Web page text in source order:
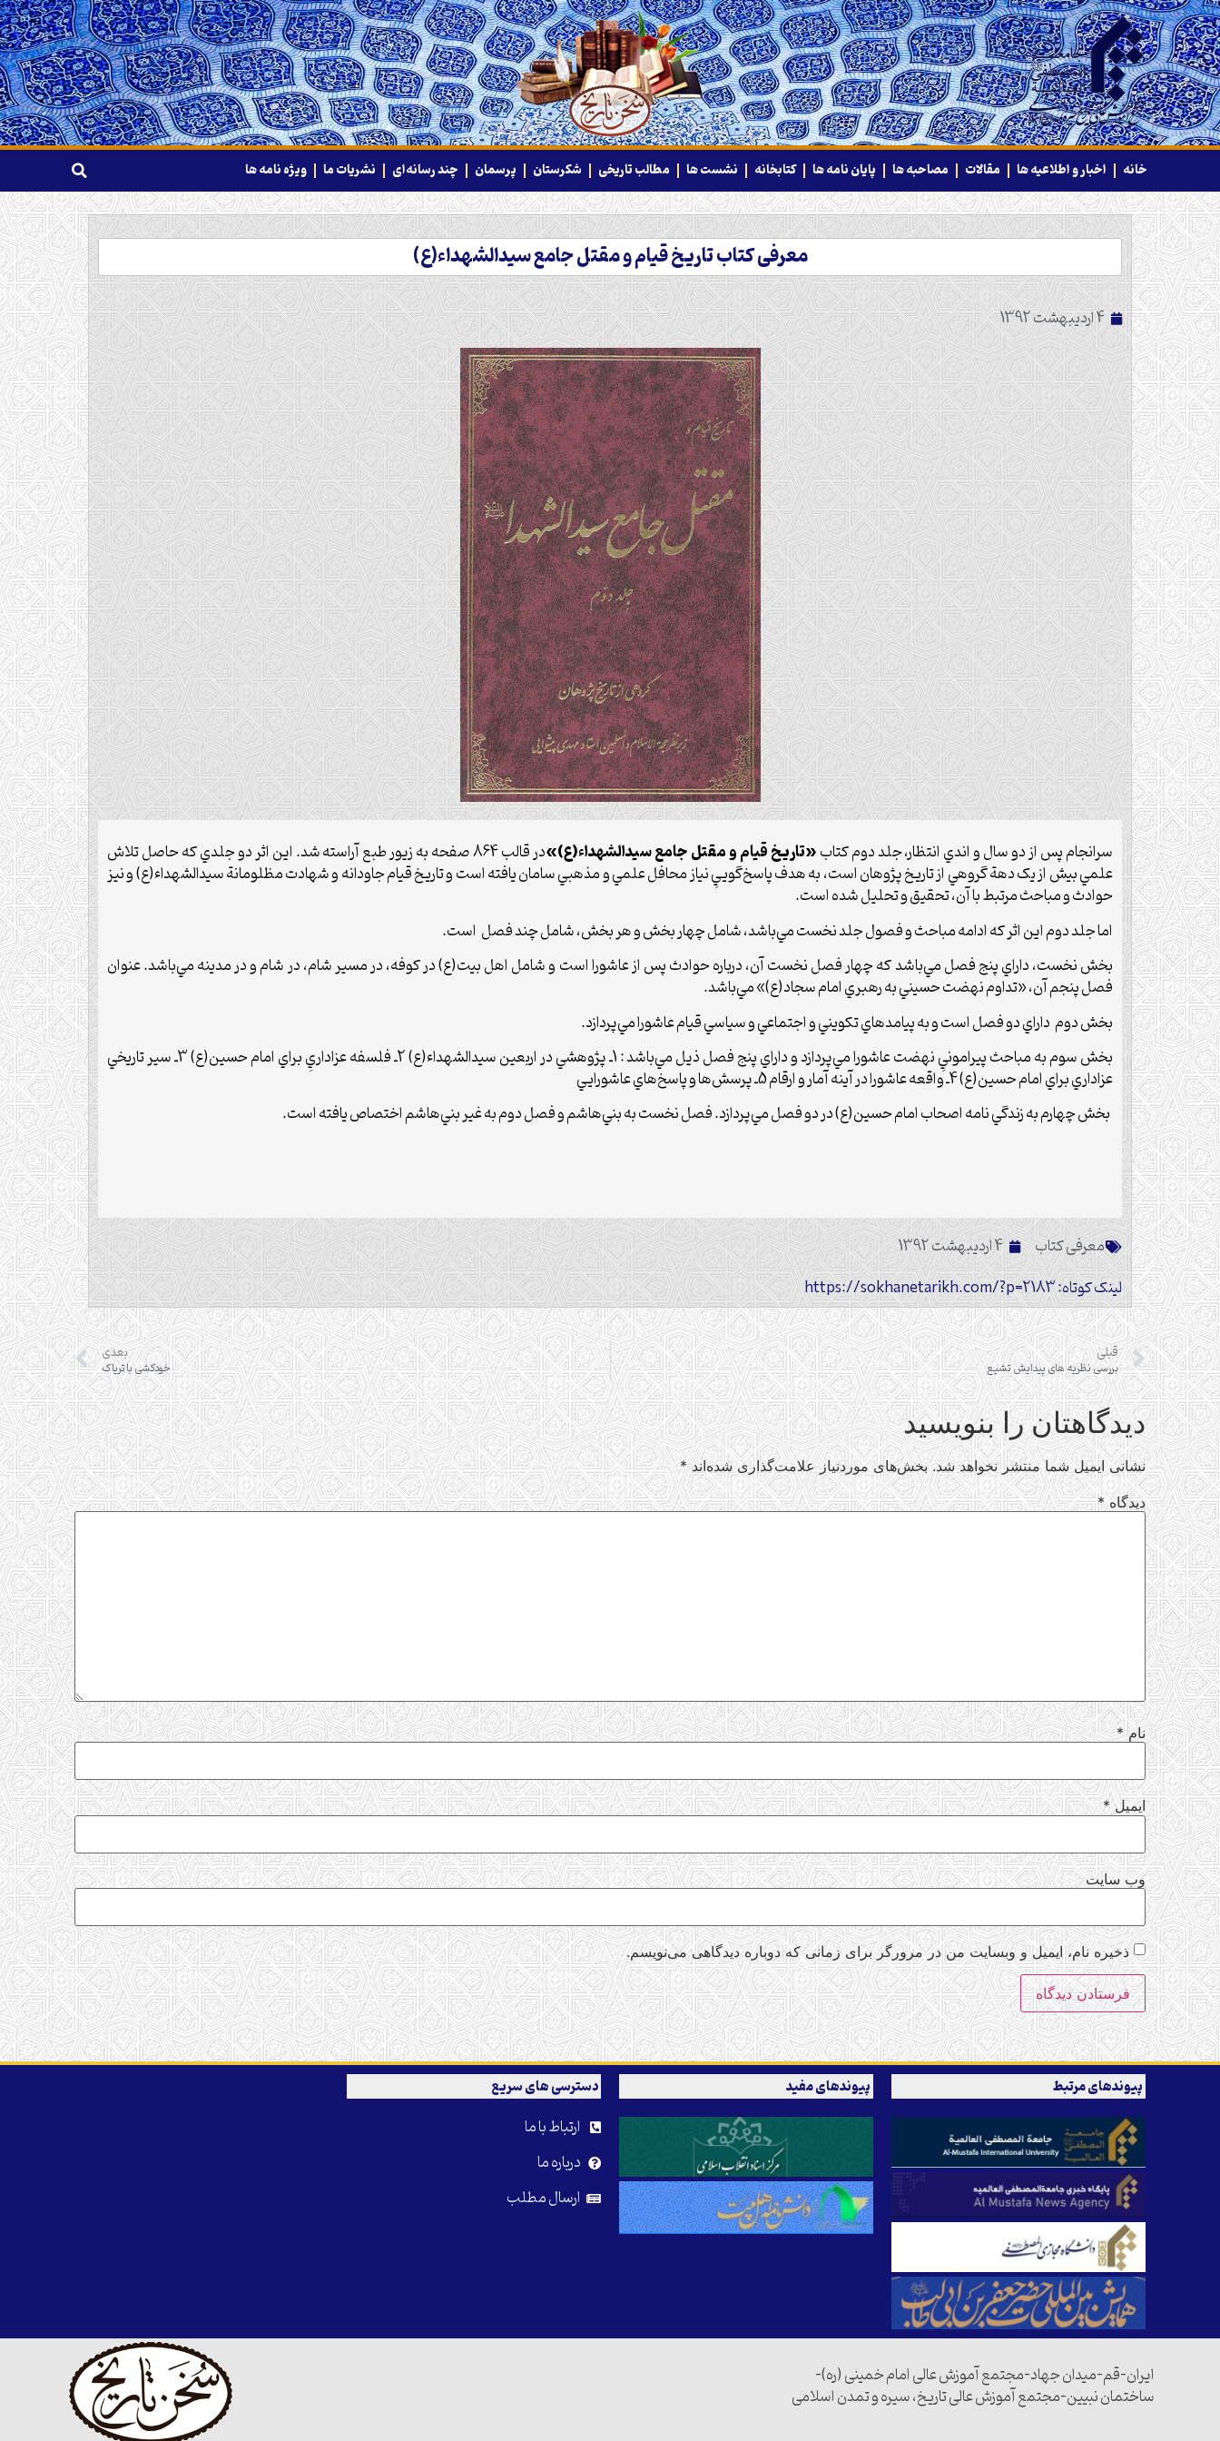
خانه اخبار و اطلاعیه ها مقالات مصاحبه ها پایان نامه ها کتابخانه نشست ها مطالب تاریخی شکرستان پرسمان چند رسانه‌ای نشریات ما ویژه نامه ها
معرفی کتاب تاريخ قيام و مقتل جامع سيدالشهداء(ع)
4 اردیبهشت 1392
سرانجام پس از دو سال و اندي انتظار، جلد دوم کتاب«تاريخ قيام و مقتل جامع سيدالشهداء(ع)» در قالب 864 صفحه به زيور طبع آراسته شد. اين اثر دو جلدي که حاصل تلاش
علمي بيش از يک دهة گروهي از تاريخ پژوهان است، به هدف پاسخ‌گوييِ نياز محافل علمي و مذهبي سامان يافته است و تاريخ قيام جاودانه و شهادت مظلومانة سيدالشهداء(ع) و نيز
حوادث و مباحث مرتبط با آن، تحقيق و تحليل شده است.
اما جلد دوم اين اثر که ادامه مباحث و فصول جلد نخست مي‌باشد، شامل چهار بخش و هر بخش، شامل چند فصل است.
بخش نخست، داراي پنج فصل مي‌باشد که چهار فصل نخست آن، درباره حوادث پس از عاشورا است و شامل اهل بيت(ع) در کوفه، در مسير شام، در شام و در مدينه مي‌باشد. عنوان
فصل پنجم آن، «تداوم نهضت حسيني به رهبري امام سجاد(ع)» مي‌باشد.
بخش دوم داراي دو فصل است و به پيامدهاي تکويني و اجتماعي و سياسي قيام عاشورا مي‌پردازد.
بخش سوم به مباحث پيرامونيِ نهضت عاشورا مي‌پردازد و داراي پنج فصل ذيل مي‌باشد : 1ـ پژوهشي در اربعين سيدالشهداء(ع) 2ـ فلسفه عزاداريِ براي امام حسين(ع) 3ـ سير تاريخي
عزاداري براي امام حسين(ع) 4ـ واقعه عاشورا در آينه آمار و ارقام 5ـ پرسش‌ها و پاسخ‌هاي عاشورايي
بخش چهارم به زندگي نامه اصحاب امام حسين(ع) در دو فصل مي‌پردازد. فصل نخست به بني‌هاشم و فصل دوم به غير بني‌هاشم اختصاص يافته است.
معرفی کتاب
4 اردیبهشت 1392
لینک کوتاه: https://sokhanetarikh.com/?p=2183
قبلی
بررسی نظریه های پیدایش تشیع
بعدی
خودکشی با تریاک
دیدگاهتان را بنویسید
نشانی ایمیل شما منتشر نخواهد شد. بخش‌های موردنیاز علامت‌گذاری شده‌اند*
دیدگاه*
نام*
ایمیل*
وب‌ سایت
ذخیره نام، ایمیل و وبسایت من در مرورگر برای زمانی که دوباره دیدگاهی می‌نویسم.
پیوندهای مرتبط پیوندهای مفید دسترسی های سریع
ارتباط با ما
درباره ما
ارسال مطلب
ایران-قم-میدان جهاد-مجتمع آموزش عالی امام خمینی (ره)-
ساختمان نبیین-مجتمع آموزش عالی تاریخ، سیره و تمدن اسلامی